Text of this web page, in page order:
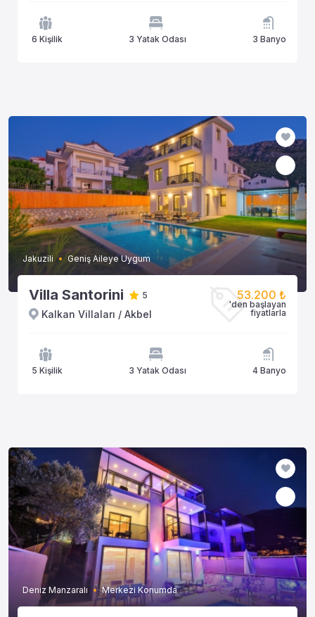
6 Kişilik 3 Yatak Odası 3 Banyo
Jakuzili Geniş Aileye Uygum
Villa Santorini 5
Kalkan Villaları / Akbel
53.200 ₺
'den başlayan
fiyatlarla
5 Kişilik 3 Yatak Odası 4 Banyo
Deniz Manzaralı Merkezi Konumda